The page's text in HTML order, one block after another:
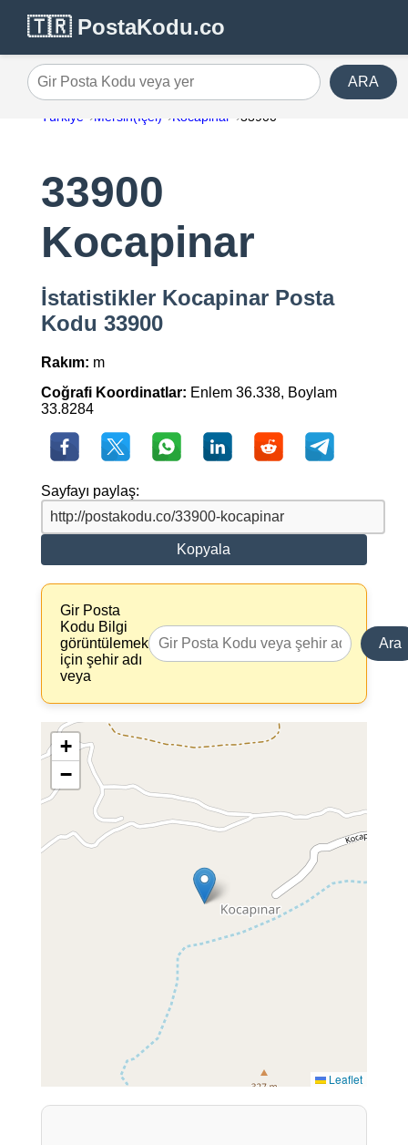
🇹🇷 PostaKodu.co
Gir Posta Kodu veya yer ARA
Türkiye Mersin(İçel) Kocapinar 33900
33900
Kocapinar
İstatistikler Kocapinar Posta
Kodu 33900
Rakım: m
Coğrafi Koordinatlar: Enlem 36.338, Boylam
33.8284
Sayfayı paylaş:
Kopyala
Gir Posta
Kodu Bilgi
görüntülemek
için şehir adı
veya
Ara
+
−
Leaflet